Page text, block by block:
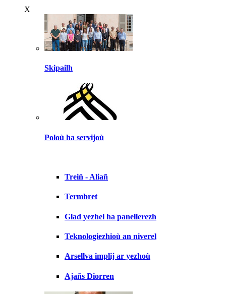
X
Skipailh
Poloù ha servijoù
Treiñ - Aliañ
Termbret
Glad yezhel ha panellerezh
Teknologiezhioù an niverel
Arsellva implij ar yezhoù
Ajañs Diorren